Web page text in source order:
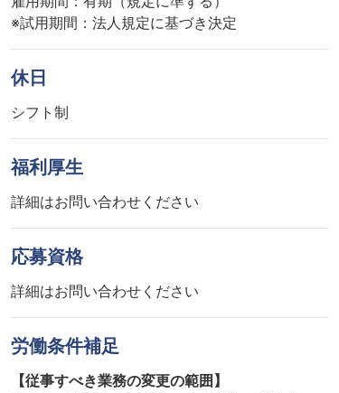
※試用期間：法人規定に基づき決定
休日
シフト制
福利厚生
詳細はお問い合わせください
応募資格
詳細はお問い合わせください
労働条件補足
【従事すべき業務の変更の範囲】